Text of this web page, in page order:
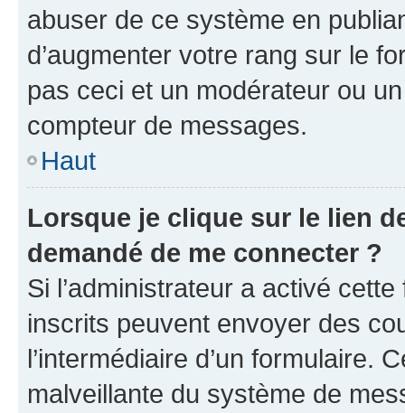
abuser de ce système en
d’augmenter votre rang sur le
pas ceci et un modérateur ou
compteur de messages.
Haut
Lorsque je clique sur le lien
demandé de me connecter ?
Si l’administrateur a activé
inscrits peuvent envoyer des
l’intermédiaire d’un formulaire.
malveillante du système de